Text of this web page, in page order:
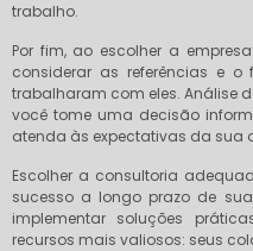
trabalho.
Por fim, ao escolher a
considerar as referências e o
trabalharam com eles. Análise
você tome uma decisão
atenda às expectativas da sua
Escolher a consultoria
sucesso a longo prazo de
implementar soluções
recursos mais valiosos: seus